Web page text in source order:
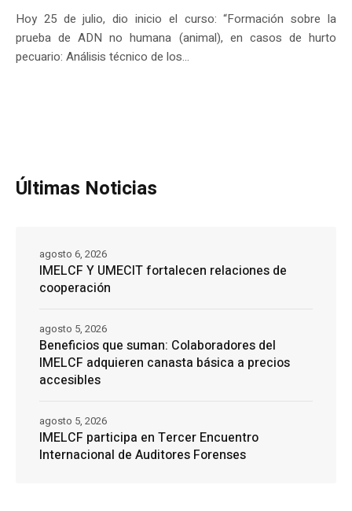
Hoy 25 de julio, dio inicio el curso: “Formación sobre la
prueba de ADN no humana (animal), en casos de hurto
pecuario: Análisis técnico de los...
Últimas Noticias
IMELCF Y UMECIT fortalecen relaciones de
cooperación
agosto 6, 2026
Beneficios que suman: Colaboradores del
IMELCF adquieren canasta básica a precios
accesibles
agosto 5, 2026
IMELCF participa en Tercer Encuentro
Internacional de Auditores Forenses
agosto 5, 2026